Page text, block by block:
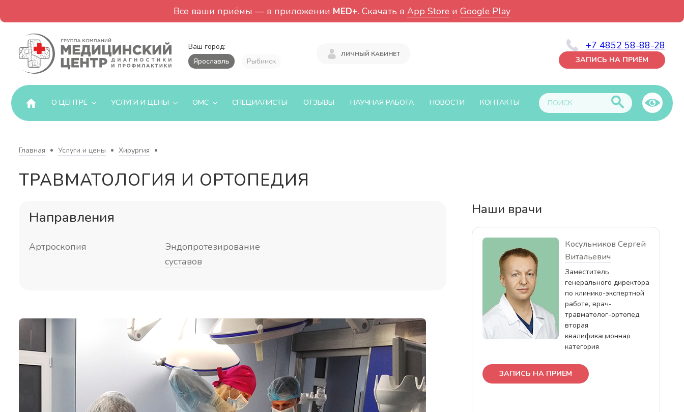
Все ваши приёмы — в приложении MED+. Скачать в App Store и Google Play
Ваш город:
Ярославль
Рыбинск
ЛИЧНЫЙ КАБИНЕТ
+7 4852 58-88-28
ЗАПИСЬ НА ПРИЁМ
О ЦЕНТРЕ УСЛУГИ И ЦЕНЫ ОМС СПЕЦИАЛИСТЫ ОТЗЫВЫ НАУЧНАЯ РАБОТА НОВОСТИ КОНТАКТЫ
Главная Услуги и цены Хирургия
ТРАВМАТОЛОГИЯ И ОРТОПЕДИЯ
Направления
Артроскопия
Эндопротезирование
суставов
Наши врачи
Косульников Сергей
Витальевич
Заместитель
генерального директора
по клинико-экспертной
работе, врач-
травматолог-ортопед,
вторая
квалификационная
категория
ЗАПИСЬ НА ПРИЕМ